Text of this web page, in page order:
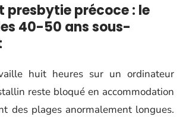
presbytie précoce : le
40-50 ans sous-
huit heures sur un ordinateur
reste bloqué en accommodation
des plages anormalement longues.